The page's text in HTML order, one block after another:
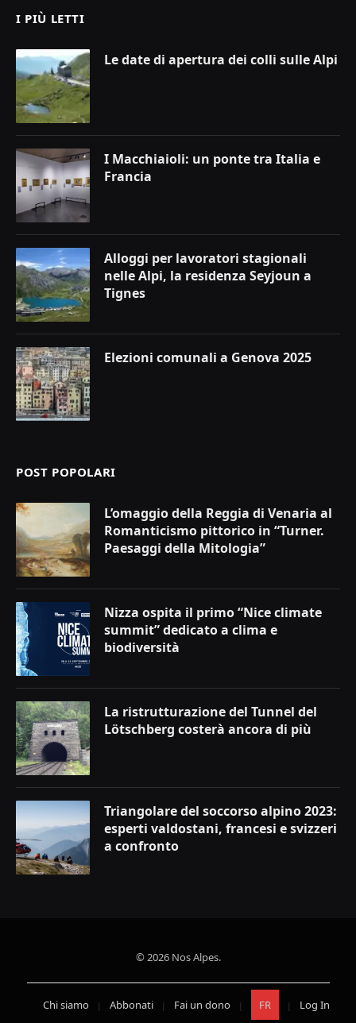
I PIÙ LETTI
Le date di apertura dei colli sulle Alpi
I Macchiaioli: un ponte tra Italia e
Francia
Alloggi per lavoratori stagionali
nelle Alpi, la residenza Seyjoun a
Tignes
Elezioni comunali a Genova 2025
POST POPOLARI
L’omaggio della Reggia di Venaria al
Romanticismo pittorico in “Turner.
Paesaggi della Mitologia”
Nizza ospita il primo “Nice climate
summit” dedicato a clima e
biodiversità
La ristrutturazione del Tunnel del
Lötschberg costerà ancora di più
Triangolare del soccorso alpino 2023:
esperti valdostani, francesi e svizzeri
a confronto
© 2026 Nos Alpes.
Chi siamo Abbonati Fai un dono FR Log In